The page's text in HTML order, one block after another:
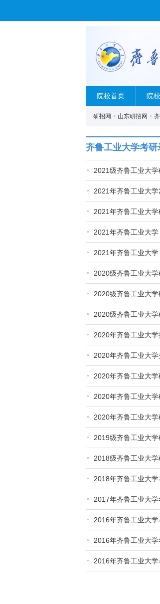
院校首页 院
研招网 > 山东研招网 >
齐鲁工业大学考研
2021级齐鲁工业大
2021年齐鲁工业大
2021年齐鲁工业大学
2021年齐鲁工业大
2021年齐鲁工业大
2020级齐鲁工业大
2020级齐鲁工业大
2020级齐鲁工业大
2020年齐鲁工业大
2020年齐鲁工业大
2020年齐鲁工业大学
2020年齐鲁工业大学
2020年齐鲁工业大学
2019级齐鲁工业大
2018级齐鲁工业大
2018年齐鲁工业大
2017年齐鲁工业大学
2016年齐鲁工业大
2016年齐鲁工业大
2016年齐鲁工业大